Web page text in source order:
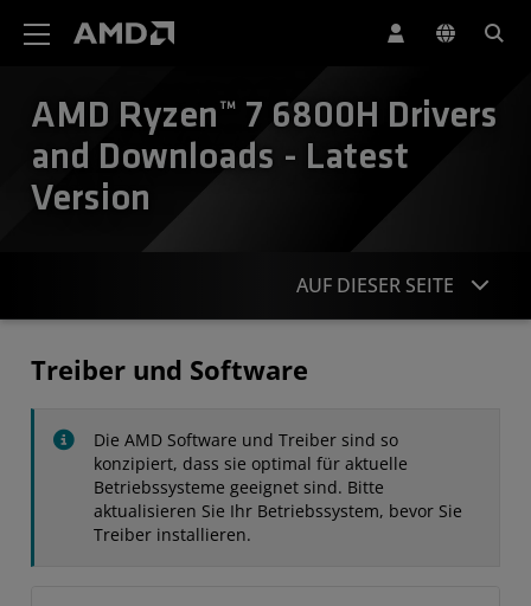
AMD Ryzen™ 7 6800H​ Drivers
and Downloads - Latest
Version
AUF DIESER SEITE
Treiber und Software
Die AMD Software und Treiber sind so
konzipiert, dass sie optimal für aktuelle
Betriebssysteme geeignet sind. Bitte
aktualisieren Sie Ihr Betriebssystem, bevor Sie
Treiber installieren.